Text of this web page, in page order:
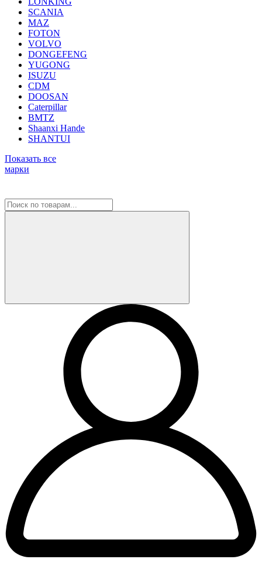
SCANIA
MAZ
FOTON
VOLVO
DONGEFENG
YUGONG
ISUZU
CDM
DOOSAN
Caterpillar
BMTZ
Shaanxi Hande
SHANTUI
Показать все
марки